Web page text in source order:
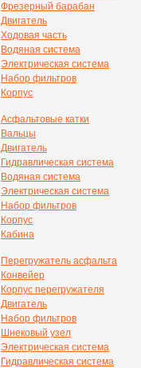
Фрезерный барабан
Двигатель
Ходовая часть
Водяная система
Электрическая система
Набор фильтров
Корпус
Асфальтовые катки
Вальцы
Двигатель
Гидравлическая система
Водяная система
Электрическая система
Набор фильтров
Корпус
Кабина
Перегружатель асфальта
Конвейер
Корпус перегружателя
Двигатель
Набор фильтров
Шнековый узел
Электрическая система
Гидравлическая система